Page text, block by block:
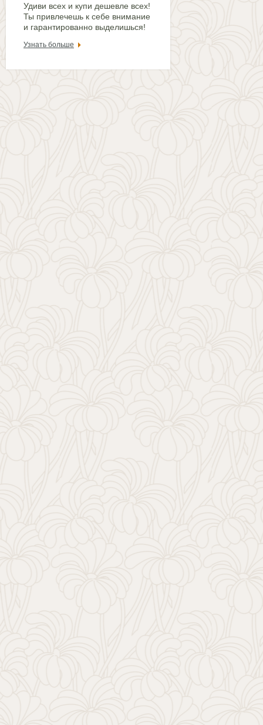
Удиви всех и купи дешевле всех!
Ты привлечешь к себе внимание
и гарантированно выделишься!
Узнать больше